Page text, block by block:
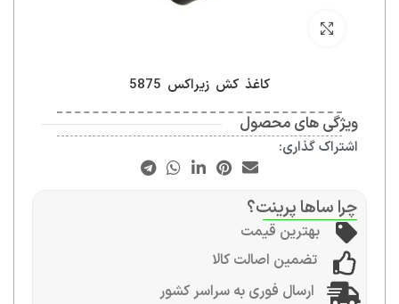
کاغذ کش زیراکس 5875
ویژگی های محصول
اشتراک گذاری:
چرا ساها پرینت؟
بهترین قیمت
تضمین اصالت کالا
ارسال فوری به سراسر کشور